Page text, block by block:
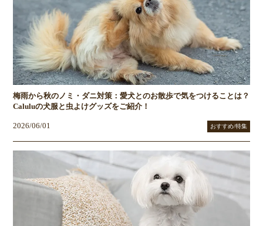
梅雨から秋のノミ・ダニ対策：愛犬とのお散歩で気をつけることは？
Caluluの犬服と虫よけグッズをご紹介！
2026/06/01 おすすめ/特集